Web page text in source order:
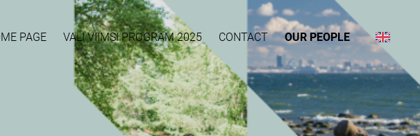
PAGE VALI VIIMSI PROGRAM 2025 CONTACT OUR PEOPLE